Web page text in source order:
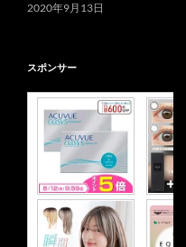
2020年9月13日
スポンサー